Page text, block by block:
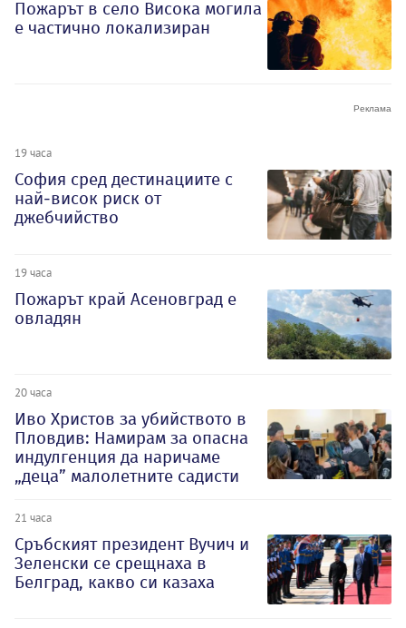
Пожарът в село Висока могила
е частично локализиран
19 часа
София сред дестинациите с
най-висок риск от
джебчийство
19 часа
Пожарът край Асеновград е
овладян
20 часа
Иво Христов за убийството в
Пловдив: Намирам за опасна
индулгенция да наричаме
„деца” малолетните садисти
21 часа
Сръбският президент Вучич и
Зеленски се срещнаха в
Белград, какво си казаха